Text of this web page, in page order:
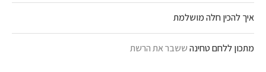
איך להכין חלה מושלמת
מתכון ללחם טחינהששבר את הרשת